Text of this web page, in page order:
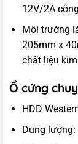
12V/2A
Môi trường
205mm x
chất liệu
Ổ cứng
HDD
Dung lượng: